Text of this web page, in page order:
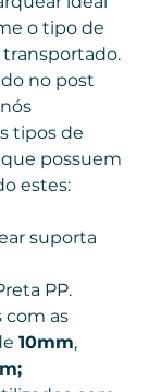
o tipo de
no post
tipos de
possuem
estes:
suporta
PP.
com as
10mm,